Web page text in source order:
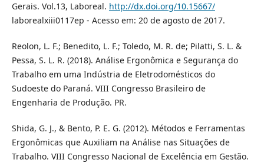
Gerais. Vol.13, Laboreal. http://dx.doi.org/10.15667/
laborealxiii0117ep - Acesso em: 20 de agosto de 2017.
Reolon, L. F.; Benedito, L. F.; Toledo, M. R. de; Pilatti, S. L. &
Pessa, S. L. R. (2018). Análise Ergonômica e Segurança do
Trabalho em uma Indústria de Eletrodomésticos do
Sudoeste do Paraná. VIII Congresso Brasileiro de
Engenharia de Produção. PR.
Shida, G. J., & Bento, P. E. G. (2012). Métodos e Ferramentas
Ergonômicas que Auxiliam na Análise nas Situações de
Trabalho. VIII Congresso Nacional de Excelência em Gestão.